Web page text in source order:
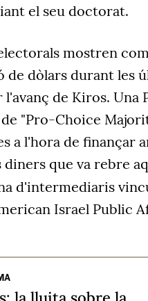
el seu doctorat.
mostren
de dòlars durant les
de Kiros. Una
"Pro-Choice
a l'hora de finançar
diners que va rebre
d'intermediaris
Israel Public